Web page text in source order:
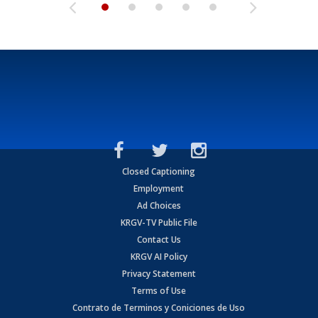
Closed Captioning
Employment
Ad Choices
KRGV-TV Public File
Contact Us
KRGV AI Policy
Privacy Statement
Terms of Use
Contrato de Terminos y Coniciones de Uso